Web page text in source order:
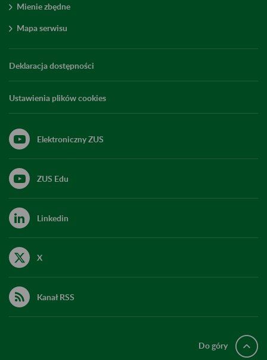
Mienie zbędne
Mapa serwisu
Deklaracja dostępności
Ustawienia plików cookies
Elektroniczny ZUS
ZUS Edu
Linkedin
X
Kanał RSS
Do góry